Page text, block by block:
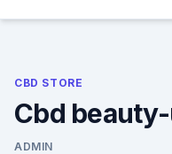
CBD STORE
Cbd
ADMIN